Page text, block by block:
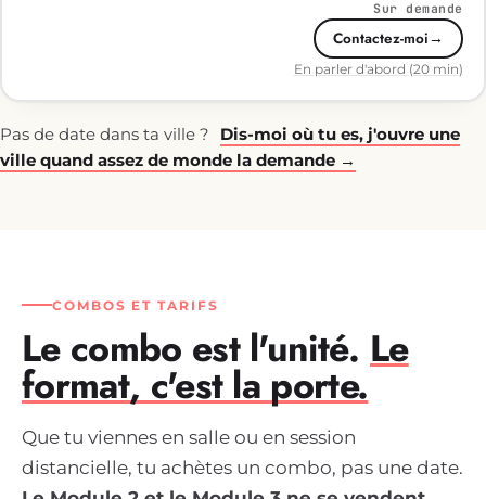
Sur demande
Contactez-moi→
En parler d'abord (20 min)
Pas de date dans ta ville ?
Dis-moi où tu es, j'ouvre une
ville quand assez de monde la demande →
COMBOS ET TARIFS
Le combo est l'unité. Le
format, c'est la porte.
Que tu viennes en salle ou en session
distancielle, tu achètes un combo, pas une date.